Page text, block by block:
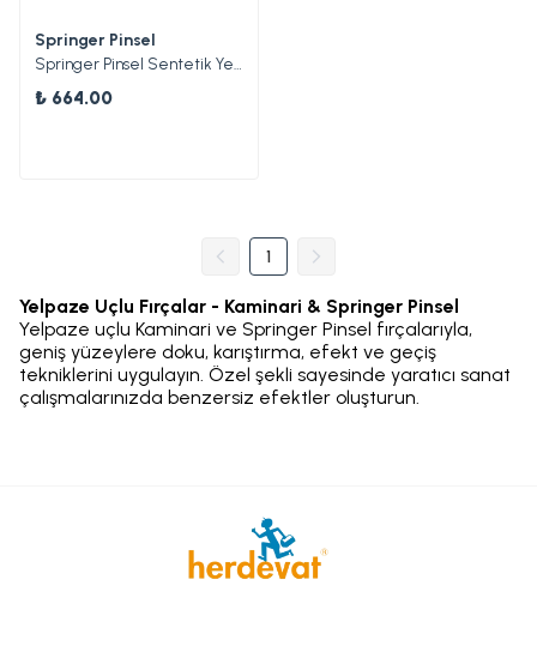
Springer Pinsel
Springer Pinsel Sentetik Yelpaze Fırça 02
₺ 664.00
1
Yelpaze Uçlu Fırçalar - Kaminari & Springer Pinsel
Yelpaze uçlu Kaminari ve Springer Pinsel fırçalarıyla,
geniş yüzeylere doku, karıştırma, efekt ve geçiş
tekniklerini uygulayın. Özel şekli sayesinde yaratıcı sanat
çalışmalarınızda benzersiz efektler oluşturun.